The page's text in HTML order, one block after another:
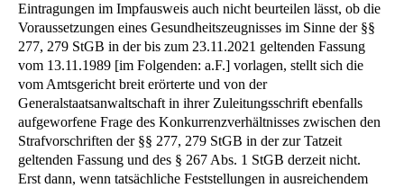
Eintragungen im Impfausweis auch nicht beurteilen lässt, ob die
Voraussetzungen eines Gesundheitszeugnisses im Sinne der §§
277, 279 StGB in der bis zum 23.11.2021 geltenden Fassung
vom 13.11.1989 [im Folgenden: a.F.] vorlagen, stellt sich die
vom Amtsgericht breit erörterte und von der
Generalstaatsanwaltschaft in ihrer Zuleitungsschrift ebenfalls
aufgeworfene Frage des Konkurrenzverhältnisses zwischen den
Strafvorschriften der §§ 277, 279 StGB in der zur Tatzeit
geltenden Fassung und des § 267 Abs. 1 StGB derzeit nicht.
Erst dann, wenn tatsächliche Feststellungen in ausreichendem